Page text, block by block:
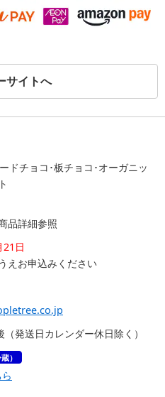
サイトへ
ドチョコ･板チョコ･オーガニッ
品詳細参照
日
えお申込みください
発送日カレンダー休日除く）
）